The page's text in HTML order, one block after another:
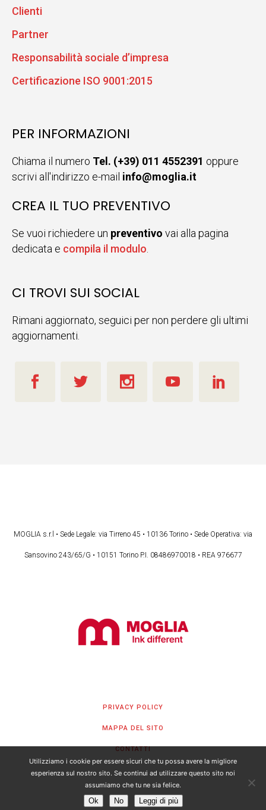
Clienti
Partner
Responsabilità sociale d’impresa
Certificazione ISO 9001:2015
PER INFORMAZIONI
Chiama il numero Tel. (+39) 011 4552391 oppure
scrivi all'indirizzo e-mail info@moglia.it
CREA IL TUO PREVENTIVO
Se vuoi richiedere un preventivo vai alla pagina
dedicata e compila il modulo.
CI TROVI SUI SOCIAL
Rimani aggiornato, seguici per non perdere gli ultimi
aggiornamenti.
MOGLIA s.r.l • Sede Legale: via Tirreno 45 • 10136 Torino • Sede Operativa: via
Sansovino 243/65/G • 10151 Torino P.I. 08486970018 • REA 976677
PRIVACY POLICY
MAPPA DEL SITO
CONTATTI
Utilizziamo i cookie per essere sicuri che tu possa avere la migliore
esperienza sul nostro sito. Se continui ad utilizzare questo sito noi
assumiamo che tu ne sia felice.
Ok No Leggi di più